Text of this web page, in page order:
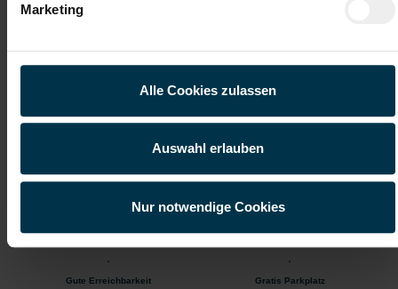
Marketing
Alle Cookies zulassen
Auswahl erlauben
Nur notwendige Cookies
Das wird dich erwarten
Elektrischer und mechanischer Aufbau von Kabinen und
Installation und Verdrahtung von elektrischen Komponenten
individueller Kundenanforderungen
Enge Teamarbeit unter Einhaltung geltender Standards
Gute Erreichbarkeit Gratis Parkplatz